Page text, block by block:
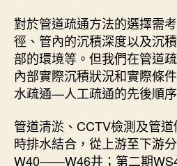
對於管道疏通方法的選擇需
徑、管內的沉積深度以及沉
部的環境等。但我們在管道
內部實際沉積狀況和實際條
水疏通—人工疏通的先後順
管道清淤、CCTV檢測及管
時排水結合，從上游至下游
W40——W46井；第二期